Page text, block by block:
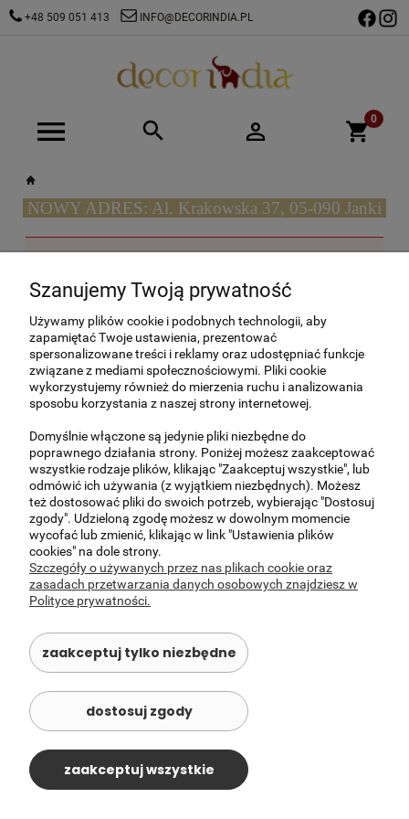
+48 509 051 413 INFO@DECORINDIA.PL
NOWY ADRES: Al. Krakowska 37, 05-090 Janki
O NAS
OBSŁUGA KLIENTA
POMOC
MOJE KONTO
©szablony sklepuShopcademy dlaShoper
Szanujemy Twoją prywatność
Używamy plików cookie i podobnych technologii, aby
zapamiętać Twoje ustawienia, prezentować
spersonalizowane treści i reklamy oraz udostępniać funkcje
związane z mediami społecznościowymi. Pliki cookie
wykorzystujemy również do mierzenia ruchu i analizowania
sposobu korzystania z naszej strony internetowej.
Domyślnie włączone są jedynie pliki niezbędne do
poprawnego działania strony. Poniżej możesz zaakceptować
wszystkie rodzaje plików, klikając "Zaakceptuj wszystkie", lub
odmówić ich używania (z wyjątkiem niezbędnych). Możesz
też dostosować pliki do swoich potrzeb, wybierając "Dostosuj
zgody". Udzieloną zgodę możesz w dowolnym momencie
wycofać lub zmienić, klikając w link "Ustawienia plików
cookies" na dole strony.
Szczegóły o używanych przez nas plikach cookie oraz
zasadach przetwarzania danych osobowych znajdziesz w
Polityce prywatności.
zaakceptuj tylko niezbędne
dostosuj zgody
zaakceptuj wszystkie